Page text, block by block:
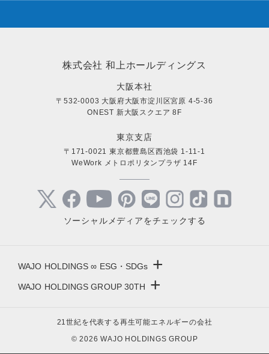
株式会社 和上ホールディングス
大阪本社
〒532-0003 大阪府大阪市淀川区宮原 4-5-36
ONEST 新大阪スクエア 8F
東京支店
〒171-0021 東京都豊島区西池袋 1-11-1
WeWork メトロポリタンプラザ 14F
ソーシャルメディアをチェックする
WAJO HOLDINGS ∞ ESG・SDGs +
WAJO HOLDINGS GROUP 30TH +
21世紀を代表する再生可能エネルギーの会社
© 2026 WAJO HOLDINGS GROUP